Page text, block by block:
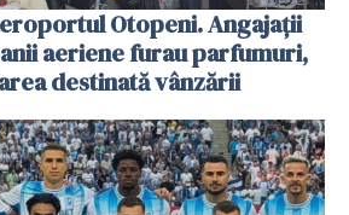
Otopeni. Angajații
aeriene furau parfumuri,
destinată vânzării